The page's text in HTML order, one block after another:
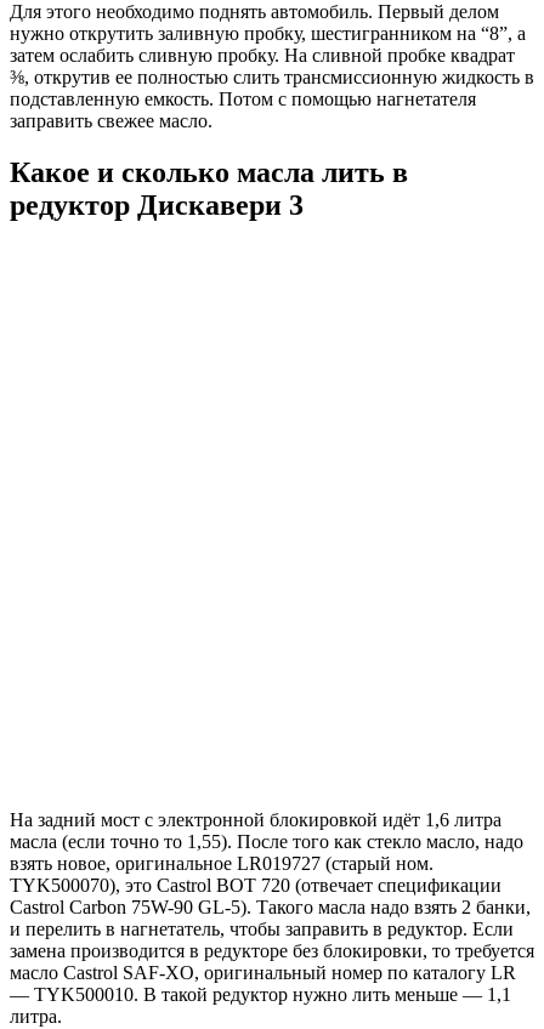
Для этого необходимо поднять автомобиль. Первый делом
нужно открутить заливную пробку, шестигранником на “8”, а
затем ослабить сливную пробку. На сливной пробке квадрат
⅜, открутив ее полностью слить трансмиссионную жидкость в
подставленную емкость. Потом с помощью нагнетателя
заправить свежее масло.
Какое и сколько масла лить в
редуктор Дискавери 3
На задний мост с электронной блокировкой идёт 1,6 литра
масла (если точно то 1,55). После того как стекло масло, надо
взять новое, оригинальное LR019727 (старый ном.
TYK500070), это Castrol BOT 720 (отвечает спецификации
Castrol Carbon 75W-90 GL-5). Такого масла надо взять 2 банки,
и перелить в нагнетатель, чтобы заправить в редуктор. Если
замена производится в редукторе без блокировки, то требуется
масло Castrol SAF-XO, оригинальный номер по каталогу LR
— TYK500010. В такой редуктор нужно лить меньше — 1,1
литра.